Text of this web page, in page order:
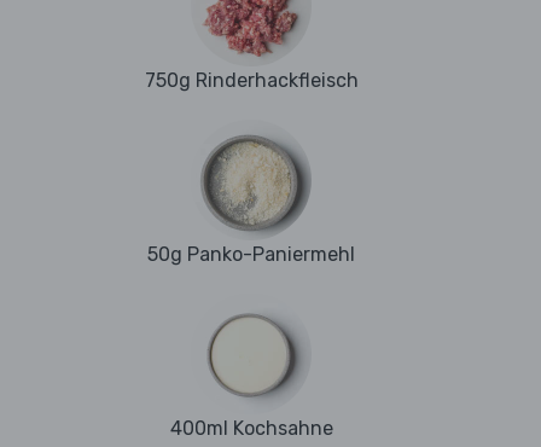
750g Rinderhackfleisch
50g Panko-Paniermehl
400ml Kochsahne